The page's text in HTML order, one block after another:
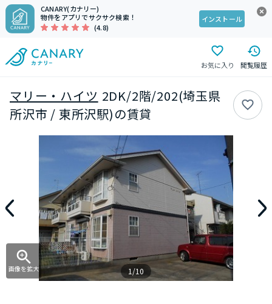
CANARY(カナリー)
物件をアプリでサクサク検索！
(4.8)
インストール
お気に入り 閲覧履歴
マリー・ハイツ 2DK/2階/202(埼玉県
所沢市 / 東所沢駅)の賃貸
画像を拡大 1/10